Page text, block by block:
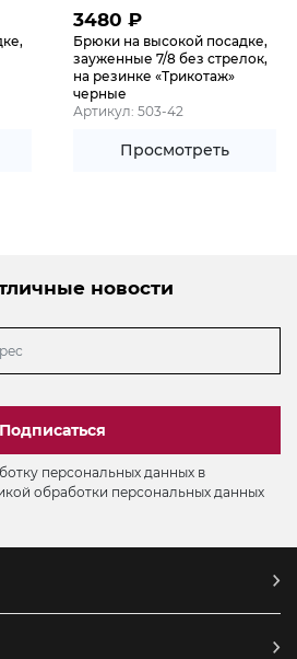
3480 ₽
Брюки на высокой посадке,
зауженные 7/8 без стрелок,
на резинке «Трикотаж»
черные
Артикул: 503-42
Просмотреть
новости
Подписаться
персональных данных в
обработки персональных данных